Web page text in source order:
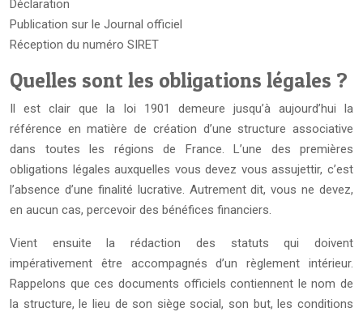
Déclaration
Publication sur le Journal officiel
Réception du numéro SIRET
Quelles sont les obligations légales ?
Il est clair que la loi 1901 demeure jusqu’à aujourd’hui la
référence en matière de création d’une structure associative
dans toutes les régions de France. L’une des premières
obligations légales auxquelles vous devez vous assujettir, c’est
l’absence d’une finalité lucrative. Autrement dit, vous ne devez,
en aucun cas, percevoir des bénéfices financiers.
Vient ensuite la rédaction des statuts qui doivent
impérativement être accompagnés d’un règlement intérieur.
Rappelons que ces documents officiels contiennent le nom de
la structure, le lieu de son siège social, son but, les conditions